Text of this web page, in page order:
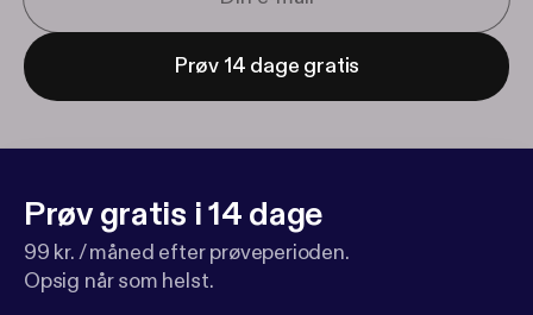
Prøv 14 dage gratis
Prøv gratis i 14 dage
99 kr. / måned efter prøveperioden.
Opsig når som helst.